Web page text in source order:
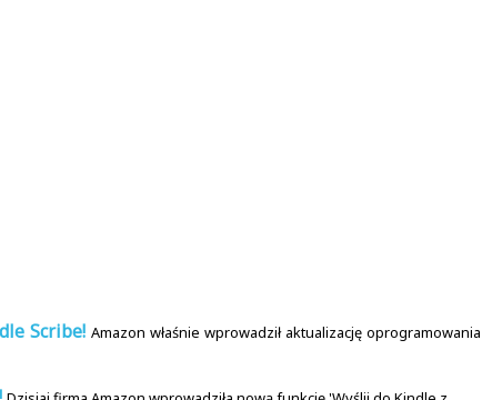
Scribe! Amazon właśnie wprowadził aktualizację oprogramowania